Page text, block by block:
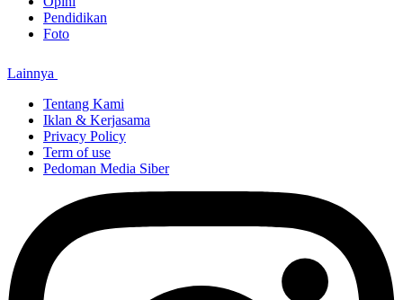
Pendidikan
Foto
Lainnya
Tentang Kami
Iklan & Kerjasama
Privacy Policy
Term of use
Pedoman Media Siber